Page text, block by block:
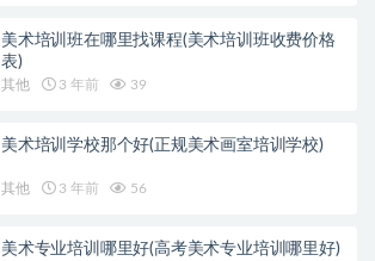
美术培训班在哪里找课程(美术培训班收费价格
表)
其他 3 年前 39
美术培训学校那个好(正规美术画室培训学校)
其他 3 年前 56
美术专业培训哪里好(高考美术专业培训哪里好)